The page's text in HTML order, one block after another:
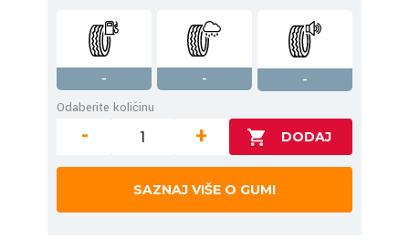
- -
-
Odaberite količinu
- +
SAZNAJ VIŠE O GUMI